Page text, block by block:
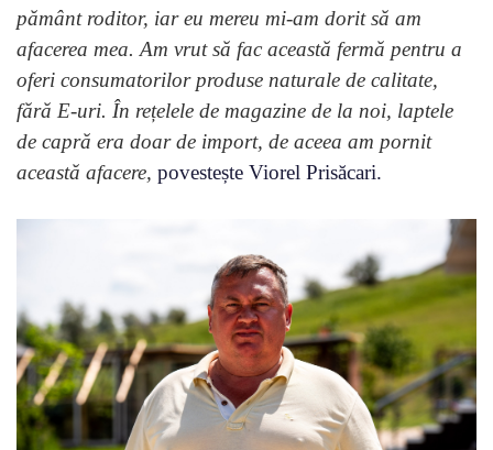
pământ roditor, iar eu mereu mi-am dorit să am
afacerea mea. Am vrut să fac această fermă pentru a
oferi consumatorilor produse naturale de calitate,
fără E-uri. În rețelele de magazine de la noi, laptele
de capră era doar de import, de aceea am pornit
această afacere, povestește Viorel Prisăcari.